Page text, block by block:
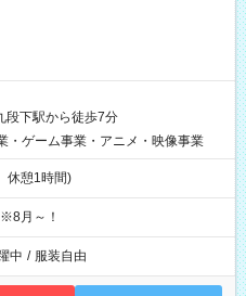
段下駅から徒歩7分
・ゲーム事業・アニメ・映像事業
休憩1時間)
月～！
中 / 服装自由